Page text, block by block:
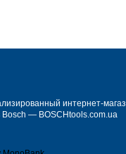
интернет-
Bosch — BOSCHtools.com.ua